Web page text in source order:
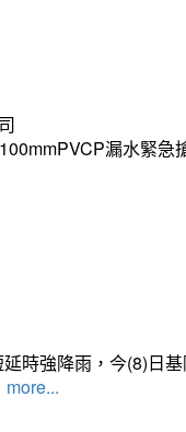
漏水緊急
時強降雨，今(8)日
more...